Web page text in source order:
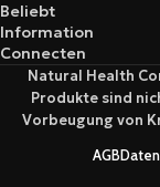
Beliebt
Information
Connecten
Natural Health
Produkte sind
Vorbeugung von
AGB